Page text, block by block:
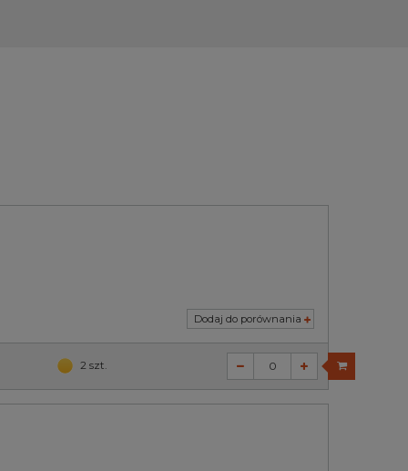
Dodaj do porównania
2 szt.